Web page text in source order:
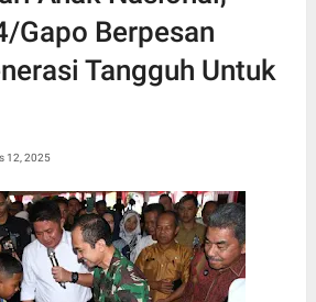
Gapo Berpesan
Tangguh Untuk
12, 2025